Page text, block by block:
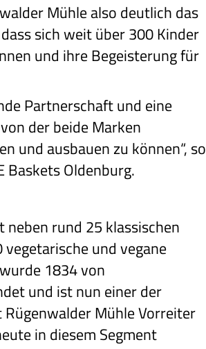
Mühle also deutlich das
sich weit über 300 Kinder
und ihre Begeisterung für
Partnerschaft und eine
der beide Marken
und ausbauen zu können“, so
Baskets Oldenburg.
rund 25 klassischen
und vegane
1834 von
und ist nun einer der
Mühle Vorreiter
in diesem Segment